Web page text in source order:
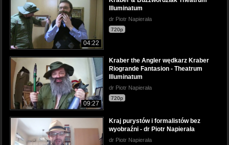
04:22
Illuminatum
dr Piotr Napierała
720p
09:27
Kraber the Angler wędkarz Kraber
Riogrande Fantasion - Theatrum
Illuminatum
dr Piotr Napierała
720p
Kraj purystów i formalistów bez
wyobraźni - dr Piotr Napierała
dr Piotr Napierała